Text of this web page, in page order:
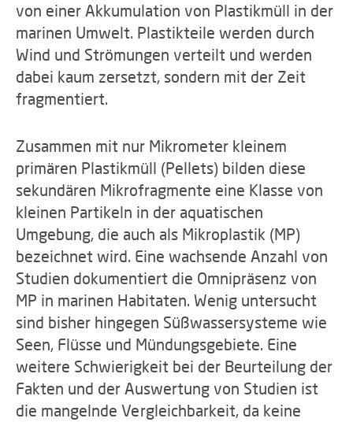
von einer Akkumulation von Plastikmüll in der
marinen Umwelt. Plastikteile werden durch
Wind und Strömungen verteilt und werden
dabei kaum zersetzt, sondern mit der Zeit
fragmentiert.
Zusammen mit nur Mikrometer kleinem
primären Plastikmüll (Pellets) bilden diese
sekundären Mikrofragmente eine Klasse von
kleinen Partikeln in der aquatischen
Umgebung, die auch als Mikroplastik (MP)
bezeichnet wird. Eine wachsende Anzahl von
Studien dokumentiert die Omnipräsenz von
MP in marinen Habitaten. Wenig untersucht
sind bisher hingegen Süßwassersysteme wie
Seen, Flüsse und Mündungsgebiete. Eine
weitere Schwierigkeit bei der Beurteilung der
Fakten und der Auswertung von Studien ist
die mangelnde Vergleichbarkeit, da keine